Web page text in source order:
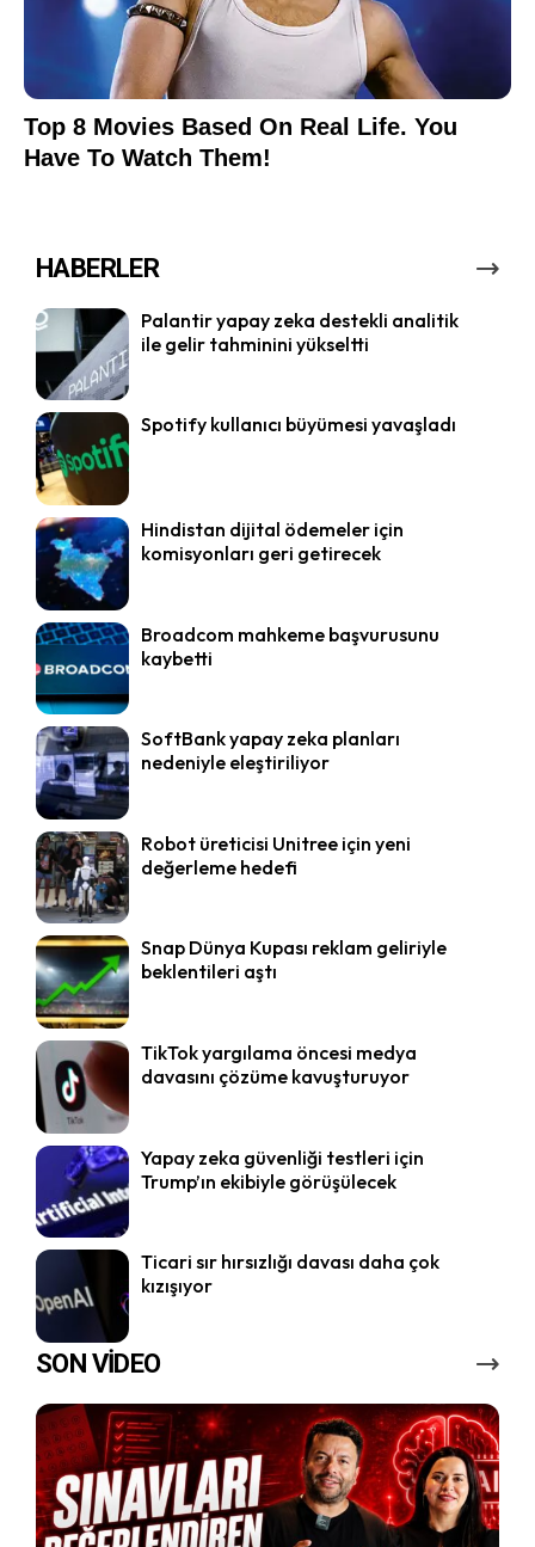
HABERLER
Palantir yapay zeka destekli analitik
ile gelir tahminini yükseltti
Spotify kullanıcı büyümesi yavaşladı
Hindistan dijital ödemeler için
komisyonları geri getirecek
Broadcom mahkeme başvurusunu
kaybetti
SoftBank yapay zeka planları
nedeniyle eleştiriliyor
Robot üreticisi Unitree için yeni
değerleme hedefi
Snap Dünya Kupası reklam geliriyle
beklentileri aştı
TikTok yargılama öncesi medya
davasını çözüme kavuşturuyor
Yapay zeka güvenliği testleri için
Trump’ın ekibiyle görüşülecek
Ticari sır hırsızlığı davası daha çok
kızışıyor
SON VİDEO